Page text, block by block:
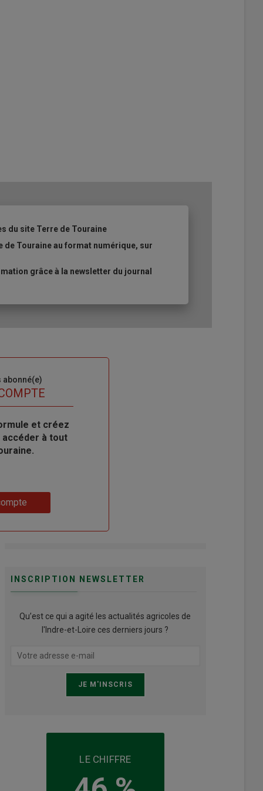
du site Terre de Touraine
de Touraine au format numérique, sur
grâce à la newsletter du journal
abonné(e)
et créez
à tout
INSCRIPTION NEWSLETTER
Qu’est ce qui a agité les actualités agricoles de
l'Indre-et-Loire ces derniers jours ?
LE CHIFFRE